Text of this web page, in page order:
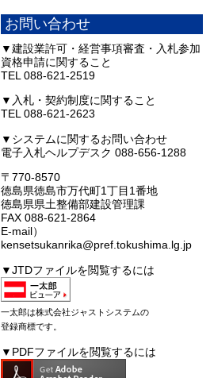
お問い合わせ
▼建設業許可・経営事項審査・入札参加
資格申請に関すること
TEL 088-621-2519
▼入札・契約制度に関すること
TEL 088-621-2623
▼システムに関するお問い合わせ
電子入札ヘルプデスク 088-656-1288
〒770-8570
徳島県徳島市万代町1丁目1番地
徳島県県土整備部建設管理課
FAX 088-621-2864
E-mail）
kensetsukanrika@pref.tokushima.lg.jp
▼JTDファイルを閲覧するには
一太郎は株式会社ジャストシステムの
登録商標です。
▼PDFファイルを閲覧するには